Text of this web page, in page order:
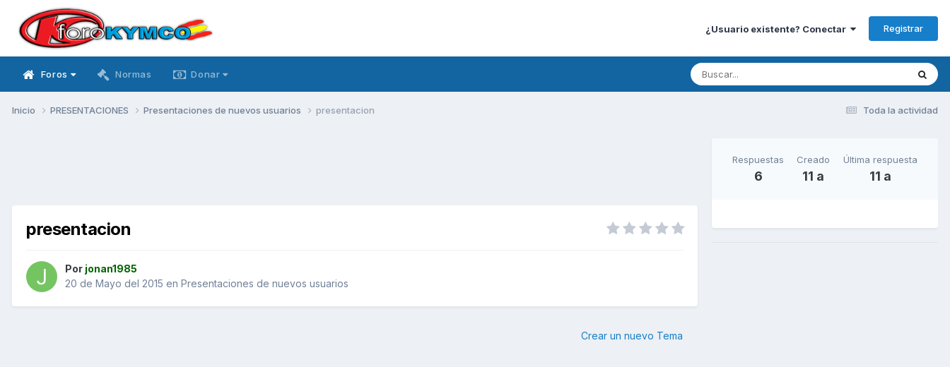
¿Usuario existente? Conectar Registrar
Foros Normas Donar
Toda la actividad
Inicio PRESENTACIONES Presentaciones de nuevos usuarios presentacion
presentacion
Por jonan1985
20 de Mayo del 2015 en Presentaciones de nuevos usuarios
Crear un nuevo Tema
Respuestas
6
Creado
11 a
Última respuesta
11 a